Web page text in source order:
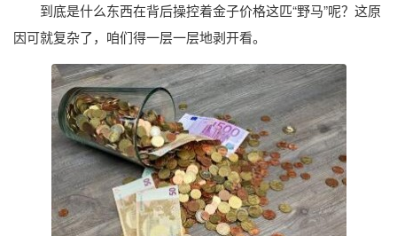
到底是什么东西在背后操控着金子价格这匹“野马”呢？这原
因可就复杂了，咱们得一层一层地剥开看。